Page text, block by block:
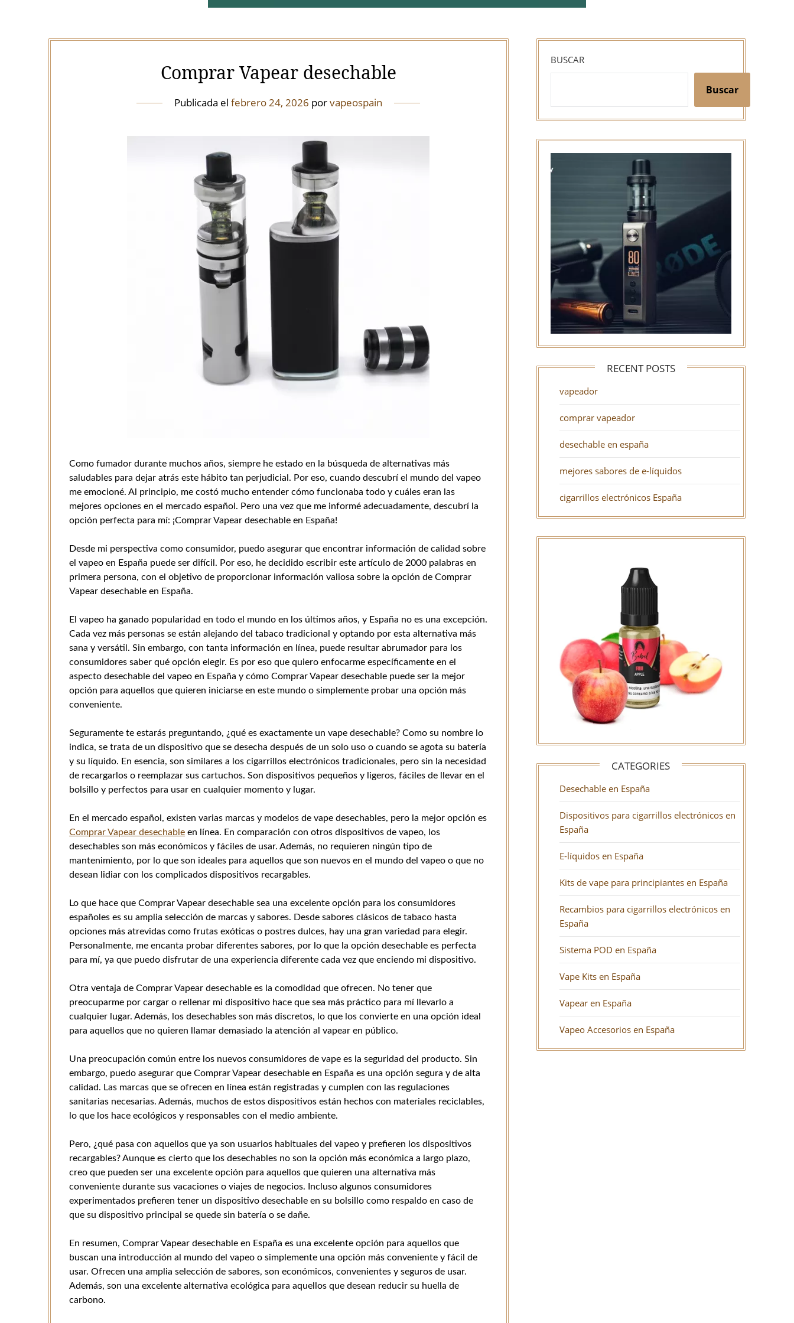
Comprar Vapear desechable
Publicada elfebrero 24, 2026 porvapeospain
Como fumador durante muchos años, siempre he estado en la búsqueda de alternativas más
saludables para dejar atrás este hábito tan perjudicial. Por eso, cuando descubrí el mundo del vapeo
me emocioné. Al principio, me costó mucho entender cómo funcionaba todo y cuáles eran las
mejores opciones en el mercado español. Pero una vez que me informé adecuadamente, descubrí la
opción perfecta para mí: ¡Comprar Vapear desechable en España!
Desde mi perspectiva como consumidor, puedo asegurar que encontrar información de calidad sobre
el vapeo en España puede ser difícil. Por eso, he decidido escribir este artículo de 2000 palabras en
primera persona, con el objetivo de proporcionar información valiosa sobre la opción de Comprar
Vapear desechable en España.
El vapeo ha ganado popularidad en todo el mundo en los últimos años, y España no es una excepción.
Cada vez más personas se están alejando del tabaco tradicional y optando por esta alternativa más
sana y versátil. Sin embargo, con tanta información en línea, puede resultar abrumador para los
consumidores saber qué opción elegir. Es por eso que quiero enfocarme específicamente en el
aspecto desechable del vapeo en España y cómo Comprar Vapear desechable puede ser la mejor
opción para aquellos que quieren iniciarse en este mundo o simplemente probar una opción más
conveniente.
Seguramente te estarás preguntando, ¿qué es exactamente un vape desechable? Como su nombre lo
indica, se trata de un dispositivo que se desecha después de un solo uso o cuando se agota su batería
y su líquido. En esencia, son similares a los cigarrillos electrónicos tradicionales, pero sin la necesidad
de recargarlos o reemplazar sus cartuchos. Son dispositivos pequeños y ligeros, fáciles de llevar en el
bolsillo y perfectos para usar en cualquier momento y lugar.
En el mercado español, existen varias marcas y modelos de vape desechables, pero la mejor opción es
Comprar Vapear desechable en línea. En comparación con otros dispositivos de vapeo, los
desechables son más económicos y fáciles de usar. Además, no requieren ningún tipo de
mantenimiento, por lo que son ideales para aquellos que son nuevos en el mundo del vapeo o que no
desean lidiar con los complicados dispositivos recargables.
Lo que hace que Comprar Vapear desechable sea una excelente opción para los consumidores
españoles es su amplia selección de marcas y sabores. Desde sabores clásicos de tabaco hasta
opciones más atrevidas como frutas exóticas o postres dulces, hay una gran variedad para elegir.
Personalmente, me encanta probar diferentes sabores, por lo que la opción desechable es perfecta
para mí, ya que puedo disfrutar de una experiencia diferente cada vez que enciendo mi dispositivo.
Otra ventaja de Comprar Vapear desechable es la comodidad que ofrecen. No tener que
preocuparme por cargar o rellenar mi dispositivo hace que sea más práctico para mí llevarlo a
cualquier lugar. Además, los desechables son más discretos, lo que los convierte en una opción ideal
para aquellos que no quieren llamar demasiado la atención al vapear en público.
Una preocupación común entre los nuevos consumidores de vape es la seguridad del producto. Sin
embargo, puedo asegurar que Comprar Vapear desechable en España es una opción segura y de alta
calidad. Las marcas que se ofrecen en línea están registradas y cumplen con las regulaciones
sanitarias necesarias. Además, muchos de estos dispositivos están hechos con materiales reciclables,
lo que los hace ecológicos y responsables con el medio ambiente.
Pero, ¿qué pasa con aquellos que ya son usuarios habituales del vapeo y prefieren los dispositivos
recargables? Aunque es cierto que los desechables no son la opción más económica a largo plazo,
creo que pueden ser una excelente opción para aquellos que quieren una alternativa más
conveniente durante sus vacaciones o viajes de negocios. Incluso algunos consumidores
experimentados prefieren tener un dispositivo desechable en su bolsillo como respaldo en caso de
que su dispositivo principal se quede sin batería o se dañe.
En resumen, Comprar Vapear desechable en España es una excelente opción para aquellos que
buscan una introducción al mundo del vapeo o simplemente una opción más conveniente y fácil de
usar. Ofrecen una amplia selección de sabores, son económicos, convenientes y seguros de usar.
Además, son una excelente alternativa ecológica para aquellos que desean reducir su huella de
carbono.
BUSCAR
Buscar
RECENT POSTS
vapeador
comprar vapeador
desechable en españa
mejores sabores de e-líquidos
cigarrillos electrónicos España
CATEGORIES
Desechable en España
Dispositivos para cigarrillos electrónicos en
España
E-líquidos en España
Kits de vape para principiantes en España
Recambios para cigarrillos electrónicos en
España
Sistema POD en España
Vape Kits en España
Vapear en España
Vapeo Accesorios en España